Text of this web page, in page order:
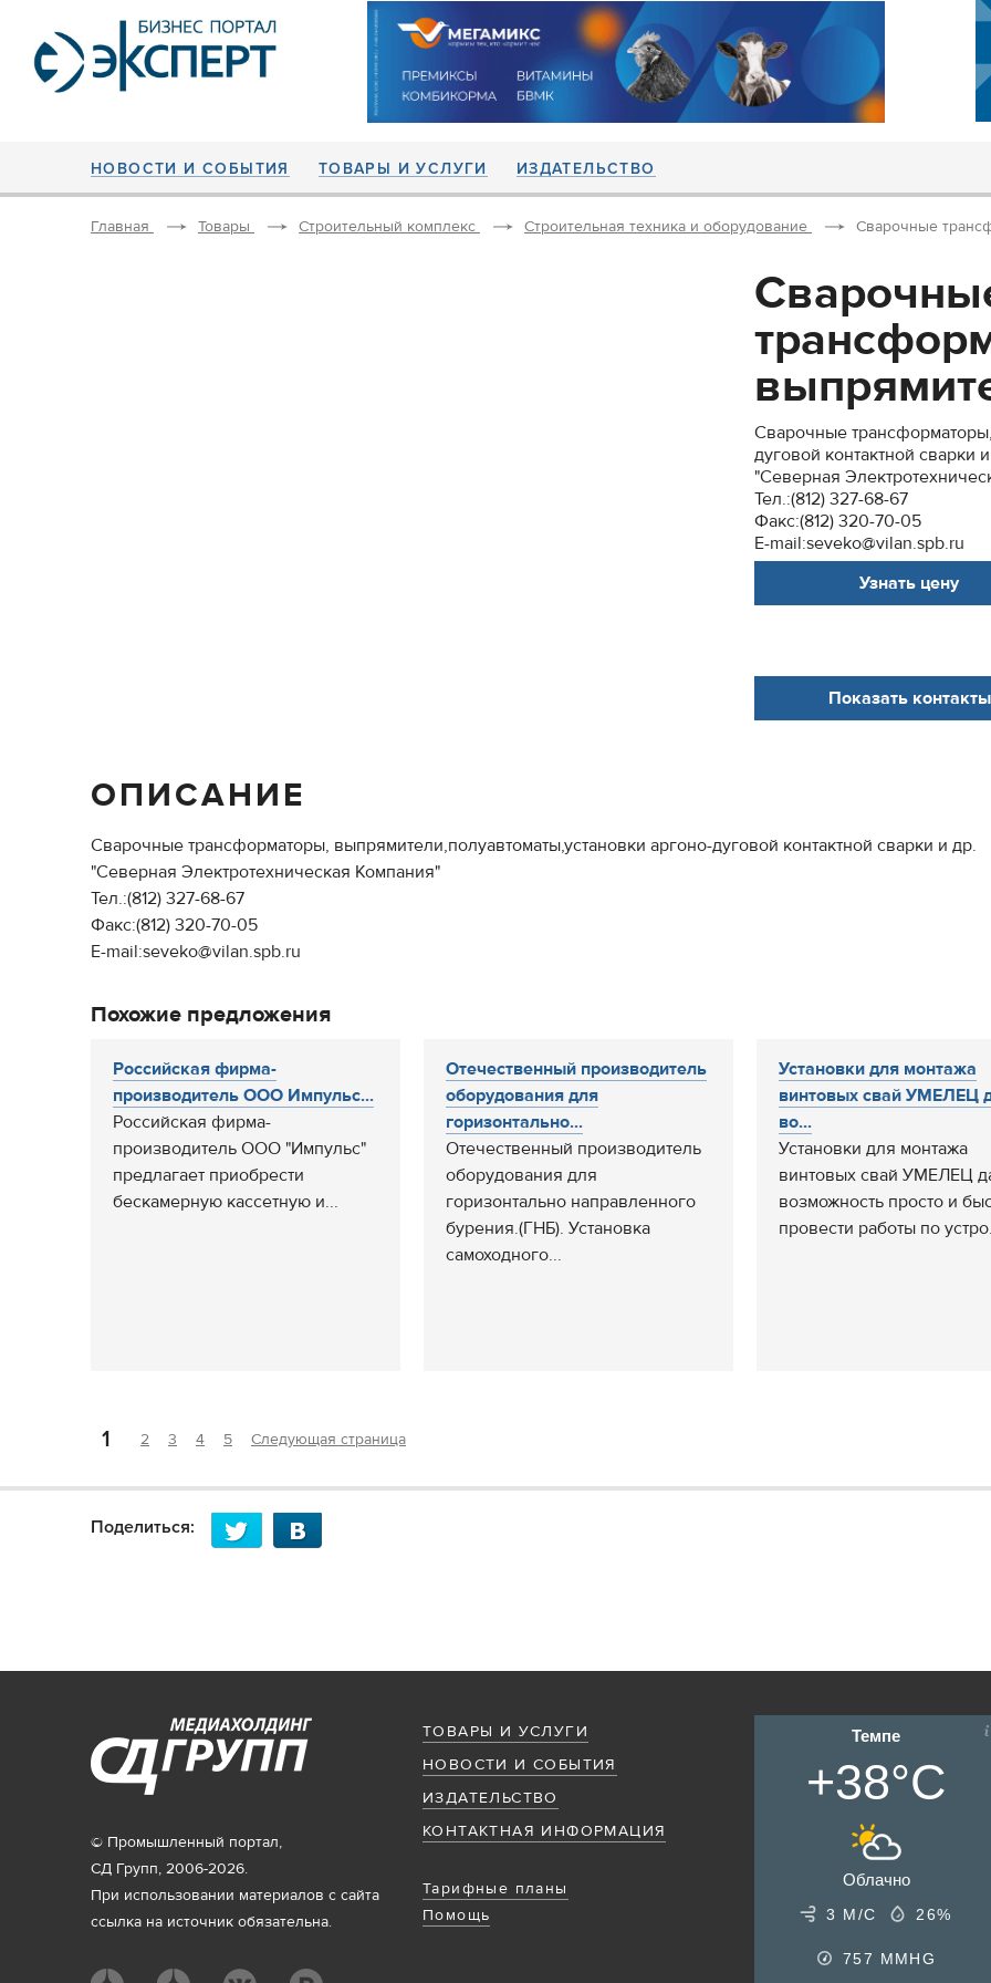
НОВОСТИ И СОБЫТИЯ ТОВАРЫ И УСЛУГИ ИЗДАТЕЛЬСТВО
Главная Товары Строительный комплекс Строительная техника и оборудование Сварочные
Сварочные
дуговой контактной сварки
"Северная
Тел.:(812) 327-68-67
Факс:(812) 320-70-05
E-mail:seveko@vilan.spb.ru
Узнать цену
Показать контакты
ОПИСАНИЕ
Сварочные трансформаторы, выпрямители,полуавтоматы,установки аргоно-дуговой контактной сварки и др.
"Северная Электротехническая Компания"
Тел.:(812) 327-68-67
Факс:(812) 320-70-05
E-mail:seveko@vilan.spb.ru
Похожие предложения
Российская фирма-
производитель ООО Импульс...
Российская фирма-
производитель ООО "Импульс"
предлагает приобрести
бескамерную кассетную и...
Отечественный производитель
оборудования для
горизонтально...
Отечественный производитель
оборудования для
горизонтально направленного
бурения.(ГНБ). Установка
самоходного...
Установки для монтажа
винтовых свай УМЕЛЕЦ
во...
Установки для монтажа
винтовых свай УМЕЛЕЦ
возможность просто и
провести работы по
1 2 3 4 5 Следующая страница
Поделиться:
ТОВАРЫ И УСЛУГИ
НОВОСТИ И СОБЫТИЯ
ИЗДАТЕЛЬСТВО
КОНТАКТНАЯ ИНФОРМАЦИЯ
Тарифные планы
Помощь
© Промышленный портал,
СД Групп, 2006-2026.
При использовании материалов с сайта
ссылка на источник обязательна.
Темпе
+38°C
Облачно
3 М/С 26%
757 MMHG